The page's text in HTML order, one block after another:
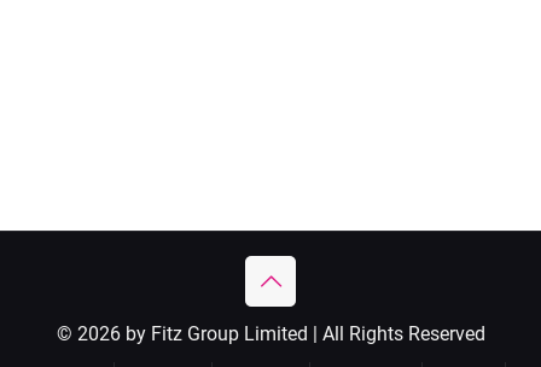
© 2026 by Fitz Group Limited | All Rights Reserved